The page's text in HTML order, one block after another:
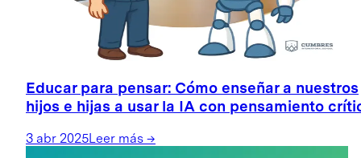
Educar para pensar: Cómo enseñar a nuestros
hijos e hijas a usar la IA con pensamiento
3 abr 2025Leer más →